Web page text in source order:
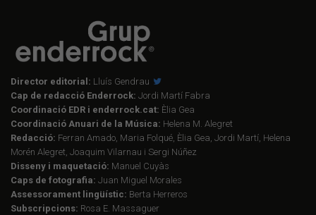
Director editorial: Lluís Gendrau
Cap de redacció Enderrock: Jordi Martí Fabra
Coordinació EDR i enderrock.cat: Èlia Gea
Coordinació Anuari de la Música: Helena M. Alegret
Redacció: Ferran Amado, Maria Folqué, Èlia Gea, Jordi Martí, Helena
Morén Alegret, Joaquim Vilarnau i Sergi Núñez
Disseny i maquetació: Manuel Cuyàs
Caps de fotografia: Juan Miguel Morales
Assessorament lingüístic: Berta Herreros
Subscripcions: Rosa E. Massaguer